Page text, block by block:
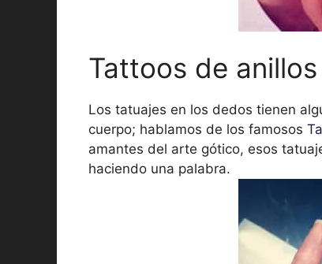
Tattoos de
Los tatuajes en los dedos tienen
cuerpo; hablamos de los famosos
amantes del arte gótico, esos
haciendo una palabra.